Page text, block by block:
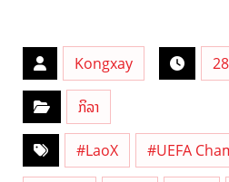
Kongxay
ກິລາ
#LaoX #UEFA